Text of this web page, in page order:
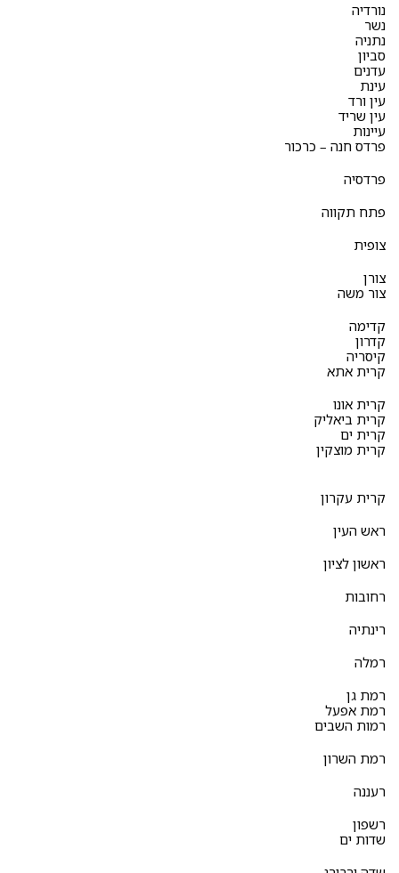
נורדיה
נשר
נתניה
סביון
עדנים
עינת
עין ורד
עין שריד
עיינות
פרדס חנה – כרכור
פרדסיה
פתח תקווה
צופית
צורן
צור משה
קדימה
קדרון
קיסריה
קרית אתא
קרית אונו
קרית ביאליק
קרית ים
קרית מוצקין
קרית עקרון
ראש העין
ראשון לציון
רחובות
רינתיה
רמלה
רמת גן
רמת אפעל
רמות השבים
רמת השרון
רעננה
רשפון
שדות ים